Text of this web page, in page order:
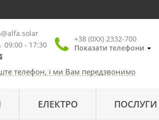
09:00 - 17:30
+38 (0XX) 2332-700
Показати телефони
телефон, і ми Вам передзвонимо
ЕЛЕКТРО ПОСЛУГИ